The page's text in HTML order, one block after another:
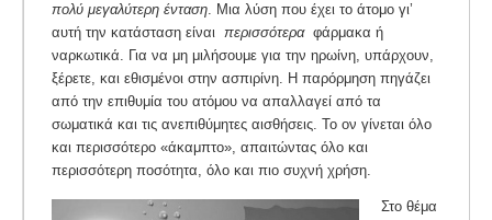
πολύ μεγαλύτερη ένταση. Μια λύση που έχει το άτομο γι’
αυτή την κατάσταση είναι περισσότερα φάρμακα ή
ναρκωτικά. Για να μη μιλήσουμε για την ηρωίνη, υπάρχουν,
ξέρετε, και εθισμένοι στην ασπιρίνη. Η παρόρμηση πηγάζει
από την επιθυμία του ατόμου να απαλλαγεί από τα
σωματικά και τις ανεπιθύμητες αισθήσεις. Το ον γίνεται όλο
και περισσότερο «άκαμπτο», απαιτώντας όλο και
περισσότερη ποσότητα, όλο και πιο συχνή χρήση.
Στο θέμα